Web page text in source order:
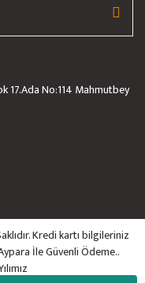
17.Ada No:114 Mahmutbey
Kredi kartı bilgileriniz
İle Güvenli Ödeme..